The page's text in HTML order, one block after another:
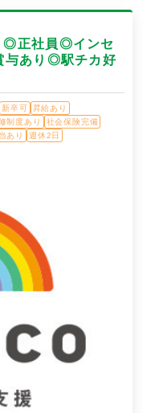
◎正社員◎インセ
与あり◎駅チカ好
新卒可
昇給あり
制度あり
社会保険完備
あり
週休2日